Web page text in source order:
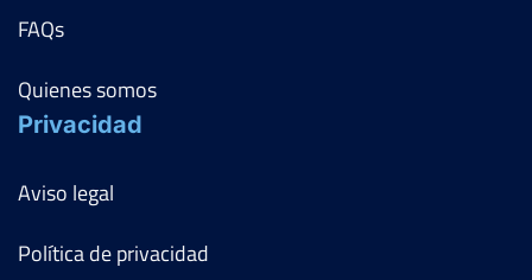
FAQs
Quienes somos
Privacidad
Aviso legal
Política de privacidad